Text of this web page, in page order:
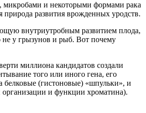
микробами и некоторыми формами рака
природа развития врожденных уродств.
внутриутробным развитием плода,
не у грызунов и рыб. Вот почему
миллиона кандидатов создали
того или иного гена, его
белковые (гистоновые) «шпульки», и
организации и функции хроматина).